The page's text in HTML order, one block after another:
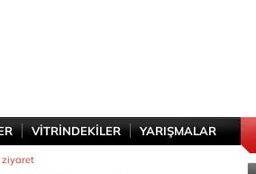
VİTRİNDEKİLER YARIŞMALAR
ziyaret